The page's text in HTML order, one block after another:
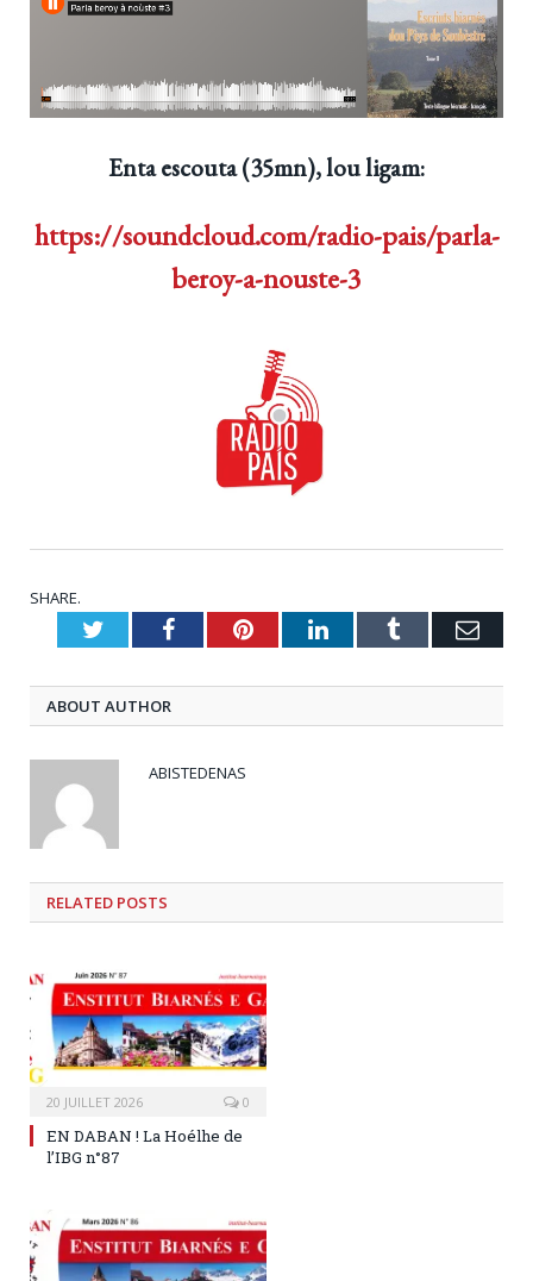
Enta escouta (35mn), lou ligam:
https://soundcloud.com/radio-pais/parla-
beroy-a-nouste-3
SHARE.
TwitterFacebookPinterestLinkedInTumblr
ABOUT AUTHOR
ABISTEDENAS
RELATED POSTS
20 JUILLET 2026 0
EN DABAN ! La Hoélhe de
l’IBG n°87